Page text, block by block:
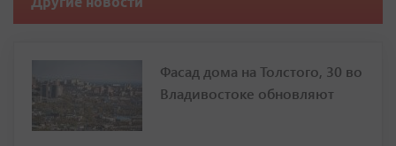
Фасад дома на Толстого, 30 во
Владивостоке обновляют